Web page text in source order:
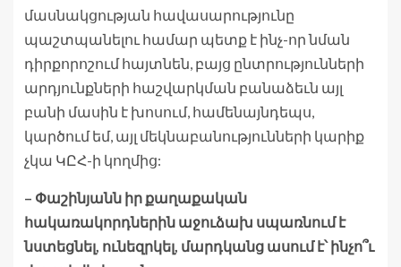
մասնակցության հավասարությունը
պաշտպանելու համար պետք է ինչ-որ նման
դիրքորոշում հայտնեն, բայց ընտրությունների
արդյունքների հաշվարկման բանաձեւն այլ
բանի մասին է խոսում, համենայնդեպս,
կարծում եմ, այլ մեկնաբանությունների կարիք
չկա ԿԸՀ-ի կողմից:
– Փաշինյանն իր քաղաքական
հակառակորդներին աջուձախ սպառնում է
նստեցնել, ունեզրկել, մարդկանց ասում է՝ ինչո՞ւ